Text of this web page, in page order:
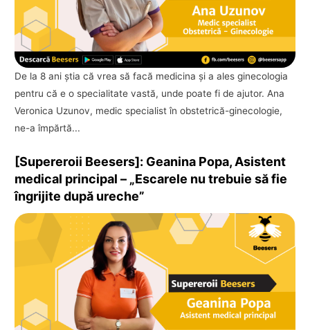
De la 8 ani ştia că vrea să facă medicina și a ales ginecologia
pentru că e o specialitate vastă, unde poate fi de ajutor. Ana
Veronica Uzunov, medic specialist în obstetrică-ginecologie,
ne-a împărtă...
[Supereroii Beesers]: Geanina Popa, Asistent
medical principal – „Escarele nu trebuie să fie
îngrijite după ureche”